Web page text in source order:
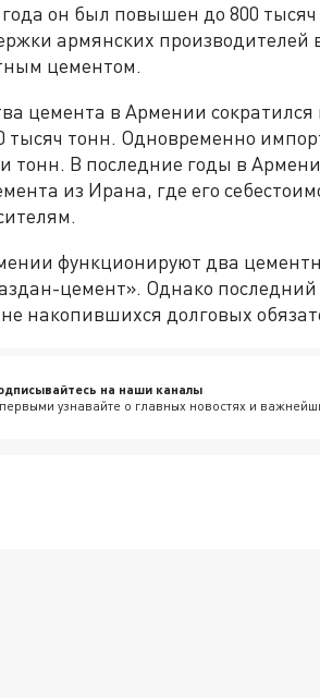
он был повышен до 800
армянских производителей
цементом.
цемента в Армении сократился
тысяч тонн. Одновременно
тонн. В последние годы в
из Ирана, где его
функционируют два
цемент». Однако последний
накопившихся долговых
на наши каналы
узнавайте о главных новостях и